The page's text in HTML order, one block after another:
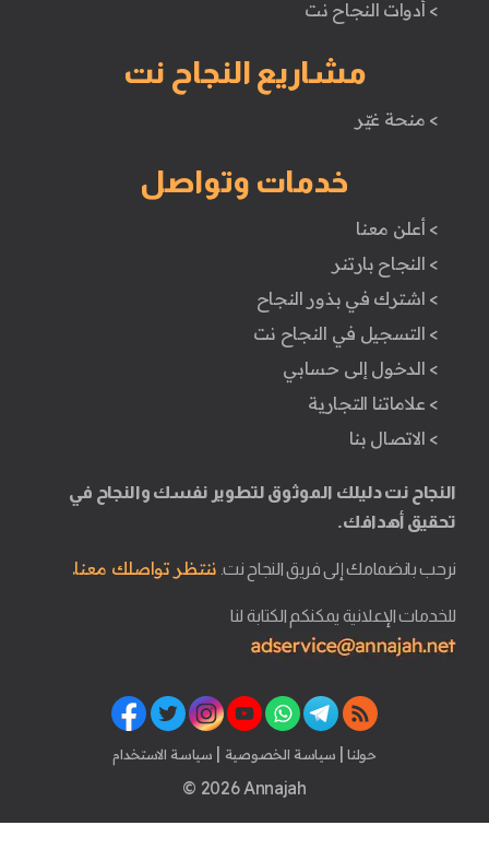
> أدوات النجاح نت
مشاريع النجاح نت
> منحة غيّر
خدمات وتواصل
> أعلن معنا
> النجاح بارتنر
> اشترك في بذور النجاح
> التسجيل في النجاح نت
> الدخول إلى حسابي
> علاماتنا التجارية
> الاتصال بنا
النجاح نت دليلك الموثوق لتطوير نفسك والنجاح في
تحقيق أهدافك.
نرحب بانضمامك إلى فريق النجاح نت. ننتظر تواصلك معنا.
للخدمات الإعلانية يمكنكم الكتابة لنا
حولنا | سياسة الخصوصية | سياسة الاستخدام
© 2026 Annajah